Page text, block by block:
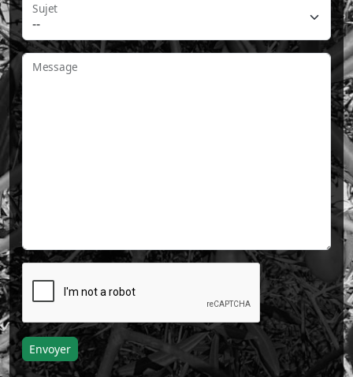
Sujet
Message
Envoyer